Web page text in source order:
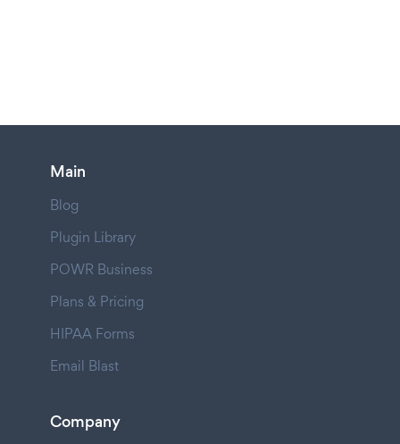
Main
Blog
Plugin Library
POWR Business
Plans & Pricing
HIPAA Forms
Email Blast
Company